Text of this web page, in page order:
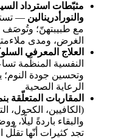
مثبّطات استرداد
والنورأدرينالين —
مع طبيبتهنّ؛ وتُوصَف
الغرض، ومدى
العلاج المعرفي
النفسية المنظَّمة
وتحسين جودة
الرعاية الصحية
المقاربات المتعلّقة
(الكافيين، الكحول،
والبقاء باردةً
تجد كثيرات أنّها تقلّل